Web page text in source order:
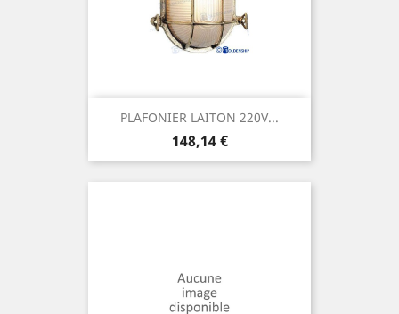
PLAFONIER LAITON 220V...
Prix
148,14 €